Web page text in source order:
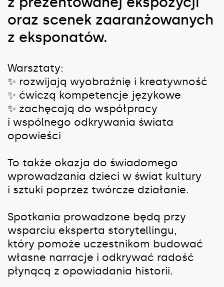
oraz scenek zaaranżowanych
z eksponatów.
Warsztaty:
✨ rozwijają wyobraźnię i kreatywność
✨ ćwiczą kompetencje językowe
✨ zachęcają do współpracy
i wspólnego odkrywania świata
opowieści
To także okazja do świadomego
wprowadzania dzieci w świat kultury
i sztuki poprzez twórcze działanie.
Spotkania prowadzone będą przy
wsparciu eksperta storytellingu,
który pomoże uczestnikom budować
własne narracje i odkrywać radość
płynącą z opowiadania historii.